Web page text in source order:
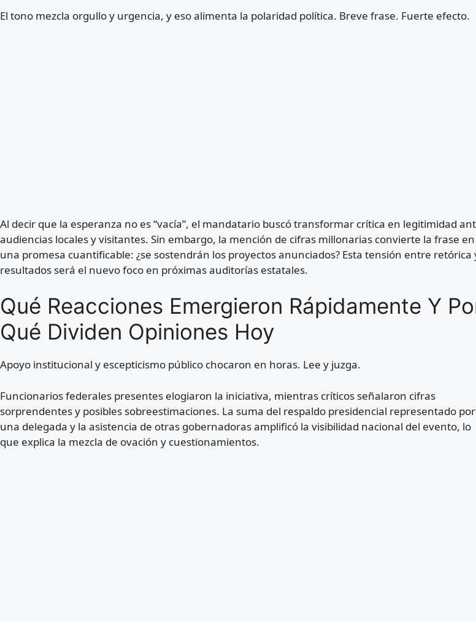
El tono mezcla orgullo y urgencia, y eso alimenta la polaridad política. Breve frase. Fuerte efecto.
Al decir que la esperanza no es “vacía”, el mandatario buscó transformar crítica en legitimidad
audiencias locales y visitantes. Sin embargo, la mención de cifras millonarias convierte la frase en
una promesa cuantificable: ¿se sostendrán los proyectos anunciados? Esta tensión entre retórica
resultados será el nuevo foco en próximas auditorías estatales.
Qué Reacciones Emergieron Rápidamente Y
Qué Dividen Opiniones Hoy
Apoyo institucional y escepticismo público chocaron en horas. Lee y juzga.
Funcionarios federales presentes elogiaron la iniciativa, mientras críticos señalaron cifras
sorprendentes y posibles sobreestimaciones. La suma del respaldo presidencial representado por
una delegada y la asistencia de otras gobernadoras amplificó la visibilidad nacional del evento, lo
que explica la mezcla de ovación y cuestionamientos.